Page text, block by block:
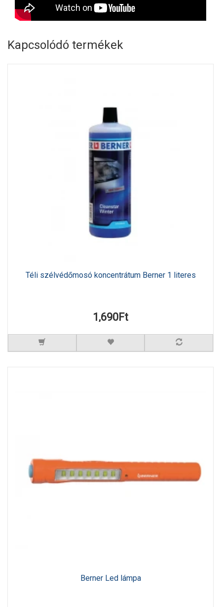
Kapcsolódó termékek
Téli szélvédőmosó koncentrátum Berner 1 literes
1,690Ft
Berner Led lámpa